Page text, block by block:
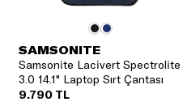
SAMSONITE
Samsonite Lacivert Spectrolite
3.0 14.1" Laptop Sırt Çantası
9.790 TL